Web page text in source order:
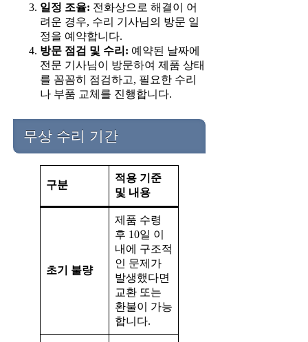
일정 조율: 전화상으로 해결이 어
려운 경우, 수리 기사님의 방문 일
정을 예약합니다.
방문 점검 및 수리: 예약된 날짜에
전문 기사님이 방문하여 제품 상태
를 꼼꼼히 점검하고, 필요한 수리
나 부품 교체를 진행합니다.
무상 수리 기간
구분
적용 기준
및 내용
초기 불량
제품 수령
후 10일 이
내에 구조적
인 문제가
발생했다면
교환 또는
환불이 가능
합니다.